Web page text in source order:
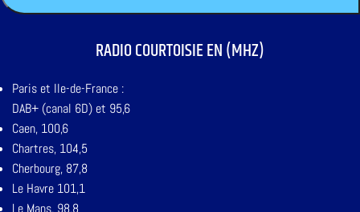
RADIO COURTOISIE EN (MHZ)
Paris et Ile-de-France :
DAB+ (canal 6D) et 95,6
Caen, 100,6
Chartres, 104,5
Cherbourg, 87,8
Le Havre 101,1
Le Mans, 98,8